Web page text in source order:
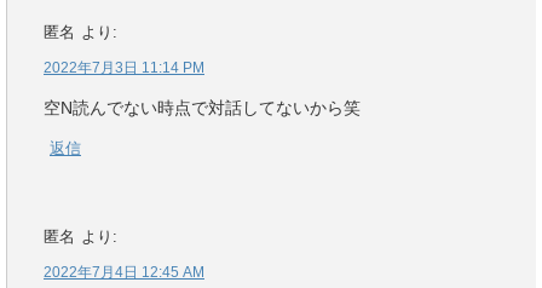
匿名 より:
2022年7月3日 11:14 PM
空N読んでない時点で対話してないから笑
返信
匿名 より:
2022年7月4日 12:45 AM